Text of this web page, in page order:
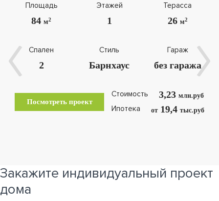
Площадь
84м2
Этажей
1
Терасса
26 м2
Спален
2
Стиль
Барнхаус
Гараж
без гаража
Стоимость 3,23 млн.руб
Ипотека от19,4 тыс.руб
Посмотреть проект
Закажите индивидуальный проект
дома